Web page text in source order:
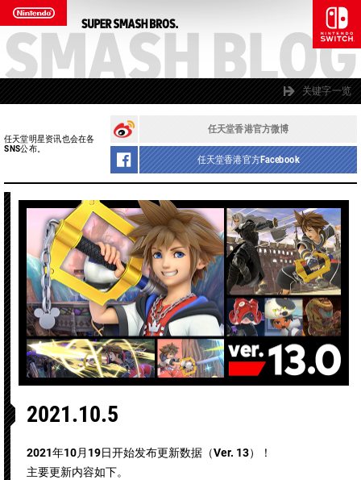
关键字一览
任天堂明星资讯也会在各
SNS公布。
任天堂香港官方微博
任天堂香港官方Facebook
2021.10.5
2021年10月19日开始发布更新数据（Ver. 13）！
主要更新内容如下。